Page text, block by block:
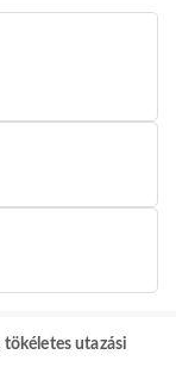
tökéletes utazási